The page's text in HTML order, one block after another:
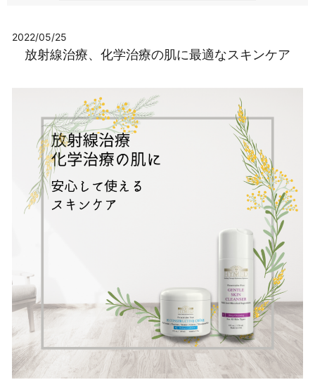
2022/05/25
放射線治療、化学治療の肌に最適なスキンケア